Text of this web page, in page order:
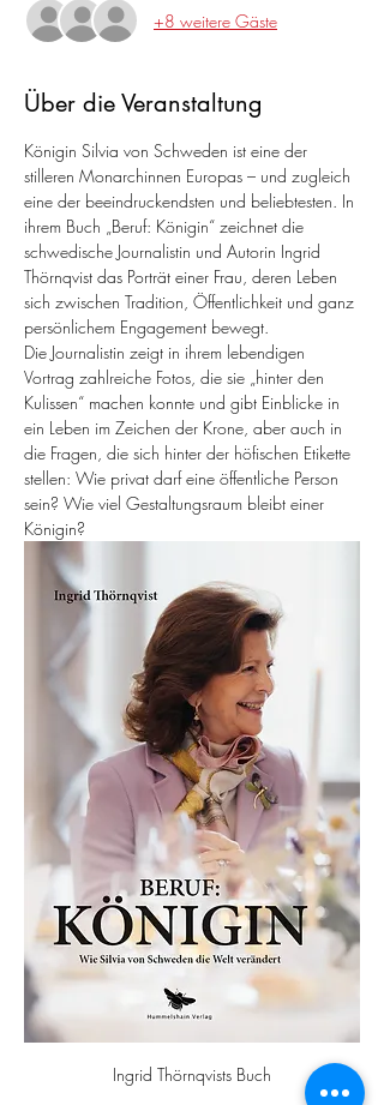
+8 weitere Gäste
Über die Veranstaltung
Königin Silvia von Schweden ist eine der
stilleren Monarchinnen Europas – und zugleich
eine der beeindruckendsten und beliebtesten. In
ihrem Buch „Beruf: Königin“ zeichnet die
schwedische Journalistin und Autorin Ingrid
Thörnqvist das Porträt einer Frau, deren Leben
sich zwischen Tradition, Öffentlichkeit und ganz
persönlichem Engagement bewegt.
Die Journalistin zeigt in ihrem lebendigen
Vortrag zahlreiche Fotos, die sie „hinter den
Kulissen“ machen konnte und gibt Einblicke in
ein Leben im Zeichen der Krone, aber auch in
die Fragen, die sich hinter der höfischen Etikette
stellen: Wie privat darf eine öffentliche Person
sein? Wie viel Gestaltungsraum bleibt einer
Königin?
Ingrid Thörnqvists Buch